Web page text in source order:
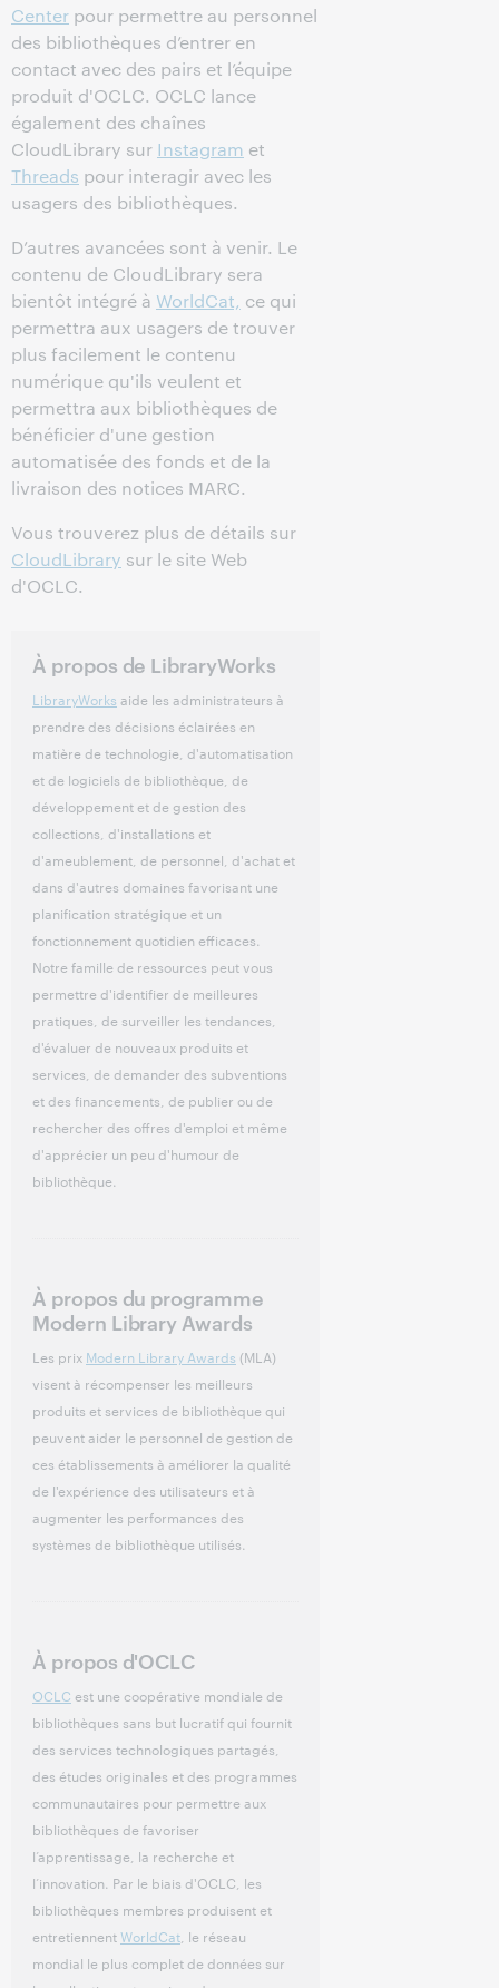
Center pour permettre au personnel
des bibliothèques d’entrer en
contact avec des pairs et l’équipe
produit d'OCLC. OCLC lance
également des chaînes
CloudLibrary sur Instagram et
Threads pour interagir avec les
usagers des bibliothèques.
D’autres avancées sont à venir. Le
contenu de CloudLibrary sera
bientôt intégré à WorldCat, ce qui
permettra aux usagers de trouver
plus facilement le contenu
numérique qu'ils veulent et
permettra aux bibliothèques de
bénéficier d'une gestion
automatisée des fonds et de la
livraison des notices MARC.
Vous trouverez plus de détails sur
CloudLibrary sur le site Web
d'OCLC.
À propos de LibraryWorks
LibraryWorks aide les administrateurs à
prendre des décisions éclairées en
matière de technologie, d'automatisation
et de logiciels de bibliothèque, de
développement et de gestion des
collections, d'installations et
d'ameublement, de personnel, d'achat et
dans d'autres domaines favorisant une
planification stratégique et un
fonctionnement quotidien efficaces.
Notre famille de ressources peut vous
permettre d'identifier de meilleures
pratiques, de surveiller les tendances,
d'évaluer de nouveaux produits et
services, de demander des subventions
et des financements, de publier ou de
rechercher des offres d'emploi et même
d'apprécier un peu d'humour de
bibliothèque.
À propos du programme
Modern Library Awards
Les prix Modern Library Awards (MLA)
visent à récompenser les meilleurs
produits et services de bibliothèque qui
peuvent aider le personnel de gestion de
ces établissements à améliorer la qualité
de l'expérience des utilisateurs et à
augmenter les performances des
systèmes de bibliothèque utilisés.
À propos d'OCLC
OCLC est une coopérative mondiale de
bibliothèques sans but lucratif qui fournit
des services technologiques partagés,
des études originales et des programmes
communautaires pour permettre aux
bibliothèques de favoriser
l’apprentissage, la recherche et
l’innovation. Par le biais d'OCLC, les
bibliothèques membres produisent et
entretiennentWorldCat , le réseau
mondial le plus complet de données sur